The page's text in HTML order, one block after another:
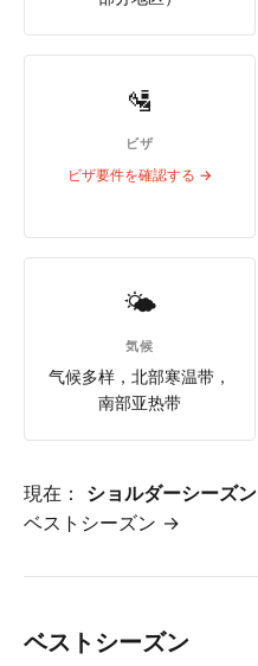
🛂
ビザ
ビザ要件を確認する →
🌤
気候
气候多样，北部寒温带，
南部亚热带
現在： ショルダーシーズン
ベストシーズン →
ベストシーズン